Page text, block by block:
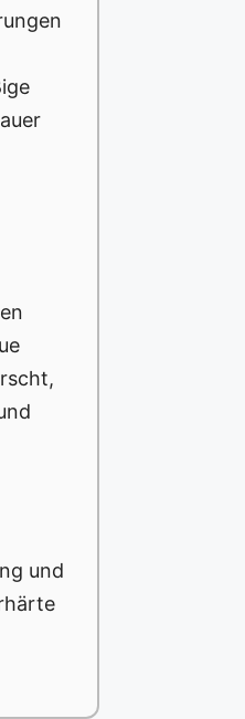
und